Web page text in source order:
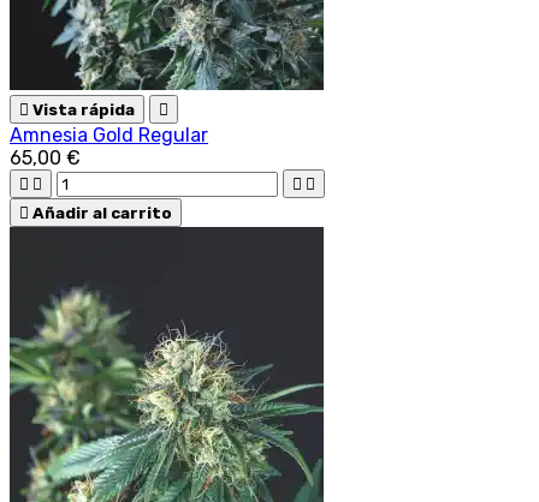
 Vista rápida 
Amnesia Gold Regular
65,00 €
   
 Añadir al carrito